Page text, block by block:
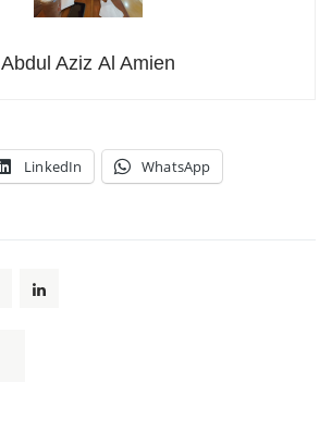
Abdul Aziz Al Amien
LinkedIn WhatsApp